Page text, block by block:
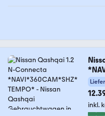
inkl.